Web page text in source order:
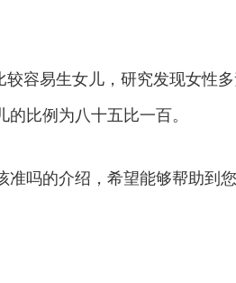
容易生女儿，研究发现女性
比例为八十五比一百。
吗的介绍，希望能够帮助到您